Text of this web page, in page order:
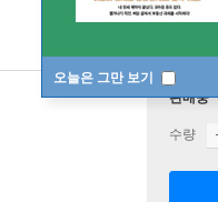
오늘은 그만 보기
판매중
수량